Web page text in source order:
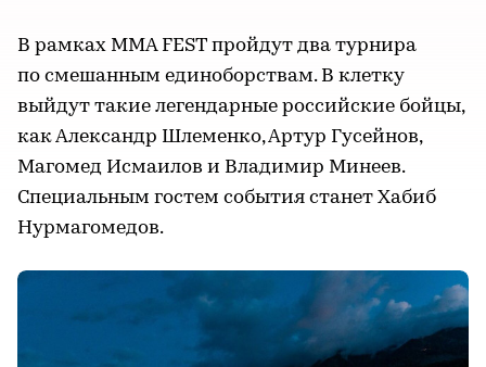
В рамках MMA FEST пройдут два турнира
по смешанным единоборствам. В клетку
выйдут такие легендарные российские бойцы,
как Александр Шлеменко, Артур Гусейнов,
Магомед Исмаилов и Владимир Минеев.
Специальным гостем события станет Хабиб
Нурмагомедов.